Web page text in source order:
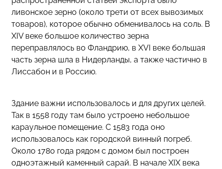
ливонское зерно (около трети от всех вывозимых
товаров), которое обычно обменивалось на соль. В
XIV веке большое количество зерна
переправлялось во Фландрию, в XVI веке большая
часть зерна шла в Нидерланды, а также частично в
Лиссабон и в Россию.
Здание важни использовалось и для других целей.
Так в 1558 году там было устроено небольшое
караульное помещение. С 1583 года оно
использовалось как городской винный погреб.
Около 1780 года рядом с домом был построен
одноэтажный каменный сарай. В начале XIX века